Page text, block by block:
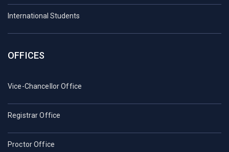
International Students
OFFICES
Vice-Chancellor Office
Registrar Office
Proctor Office